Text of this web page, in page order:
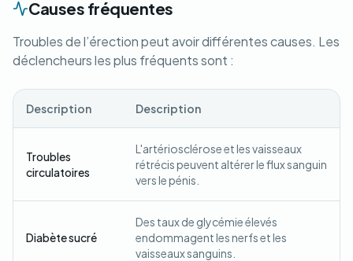
Causes fréquentes
Troubles de l’érection peut avoir différentes causes. Les
déclencheurs les plus fréquents sont :
Description Description
Troubles
circulatoires
L'artériosclérose et les vaisseaux
rétrécis peuvent altérer le flux sanguin
vers le pénis.
Diabète sucré
Des taux de glycémie élevés
endommagent les nerfs et les
vaisseaux sanguins.